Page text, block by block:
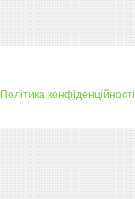
Політика конфіденційності